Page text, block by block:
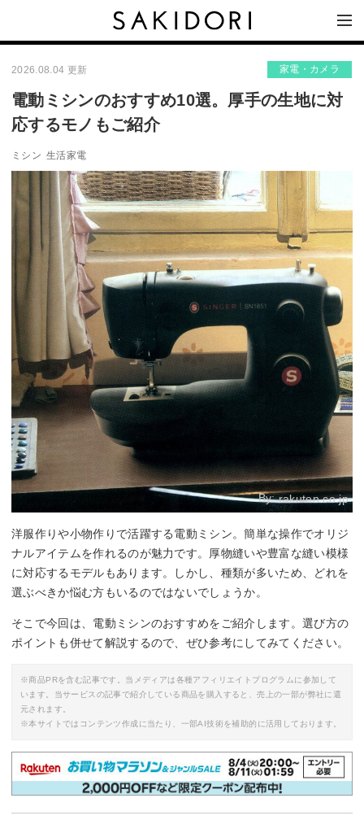
2026.08.04 更新 家電・カメラ
電動ミシンのおすすめ10選。厚手の生地に対
応するモノもご紹介
ミシン 生活家電
By:rakuten.co.jp
洋服作りや小物作りで活躍する電動ミシン。簡単な操作でオリジ
ナルアイテムを作れるのが魅力です。厚物縫いや豊富な縫い模様
に対応するモデルもあります。しかし、種類が多いため、どれを
選ぶべきか悩む方もいるのではないでしょうか。
そこで今回は、電動ミシンのおすすめをご紹介します。選び方の
ポイントも併せて解説するので、ぜひ参考にしてみてください。
※商品PRを含む記事です。当メディアは各種アフィリエイトプログラムに参加して
います。当サービスの記事で紹介している商品を購入すると、売上の一部が弊社に還
元されます。
※本サイトではコンテンツ作成に当たり、一部AI技術を補助的に活用しております。